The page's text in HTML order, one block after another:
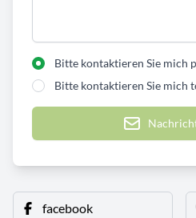
Bitte kontaktieren Sie mich
Bitte kontaktieren Sie mich
facebook